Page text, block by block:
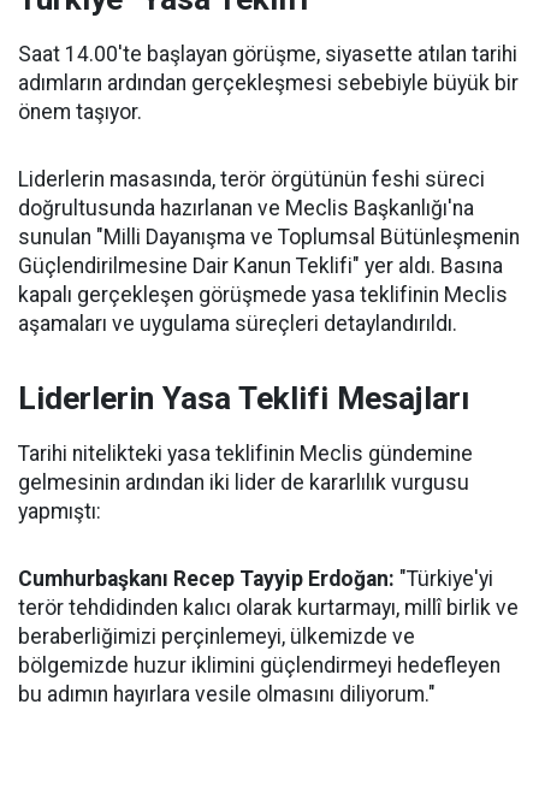
Saat 14.00'te başlayan görüşme, siyasette atılan tarihi
adımların ardından gerçekleşmesi sebebiyle büyük bir
önem taşıyor.
Liderlerin masasında, terör örgütünün feshi süreci
doğrultusunda hazırlanan ve Meclis Başkanlığı'na
sunulan "Milli Dayanışma ve Toplumsal Bütünleşmenin
Güçlendirilmesine Dair Kanun Teklifi" yer aldı. Basına
kapalı gerçekleşen görüşmede yasa teklifinin Meclis
aşamaları ve uygulama süreçleri detaylandırıldı.
Liderlerin Yasa Teklifi Mesajları
Tarihi nitelikteki yasa teklifinin Meclis gündemine
gelmesinin ardından iki lider de kararlılık vurgusu
yapmıştı:
Cumhurbaşkanı Recep Tayyip Erdoğan: "Türkiye'yi
terör tehdidinden kalıcı olarak kurtarmayı, millî birlik ve
beraberliğimizi perçinlemeyi, ülkemizde ve
bölgemizde huzur iklimini güçlendirmeyi hedefleyen
bu adımın hayırlara vesile olmasını diliyorum."